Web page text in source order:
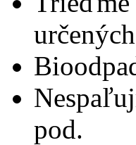
pod.